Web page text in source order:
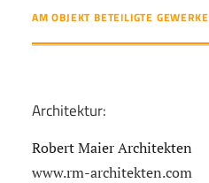
AM OBJEKT BETEILIGTE GEWERKE
Architektur:
Robert Maier Architekten
www.rm-architekten.com